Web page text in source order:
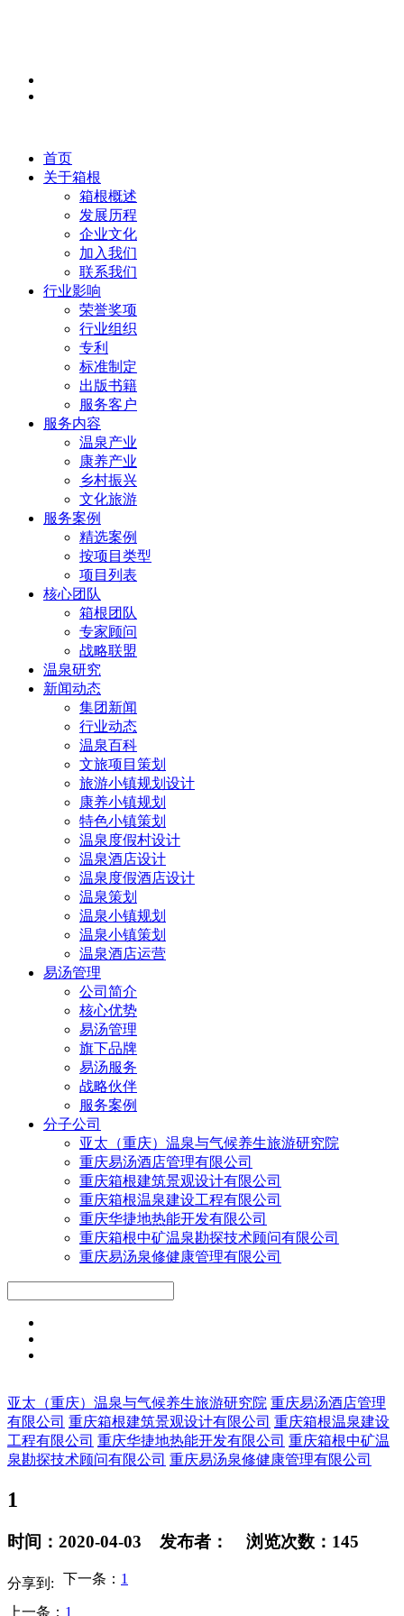
首页
关于箱根
箱根概述
发展历程
企业文化
加入我们
联系我们
行业影响
荣誉奖项
行业组织
专利
标准制定
出版书籍
服务客户
服务内容
温泉产业
康养产业
乡村振兴
文化旅游
服务案例
精选案例
按项目类型
项目列表
核心团队
箱根团队
专家顾问
战略联盟
温泉研究
新闻动态
集团新闻
行业动态
温泉百科
文旅项目策划
旅游小镇规划设计
康养小镇规划
特色小镇策划
温泉度假村设计
温泉酒店设计
温泉度假酒店设计
温泉策划
温泉小镇规划
温泉小镇策划
温泉酒店运营
易汤管理
公司简介
核心优势
易汤管理
旗下品牌
易汤服务
战略伙伴
服务案例
分子公司
亚太（重庆）温泉与气候养生旅游研究院
重庆易汤酒店管理有限公司
重庆箱根建筑景观设计有限公司
重庆箱根温泉建设工程有限公司
重庆华捷地热能开发有限公司
重庆箱根中矿温泉勘探技术顾问有限公司
重庆易汤泉修健康管理有限公司
亚太（重庆）温泉与气候养生旅游研究院 重庆易汤酒店管理
有限公司 重庆箱根建筑景观设计有限公司 重庆箱根温泉建设
工程有限公司 重庆华捷地热能开发有限公司 重庆箱根中矿温
泉勘探技术顾问有限公司 重庆易汤泉修健康管理有限公司
1
时间：2020-04-03 发布者： 浏览次数：145
分享到: 下一条： 1
上一条： 1